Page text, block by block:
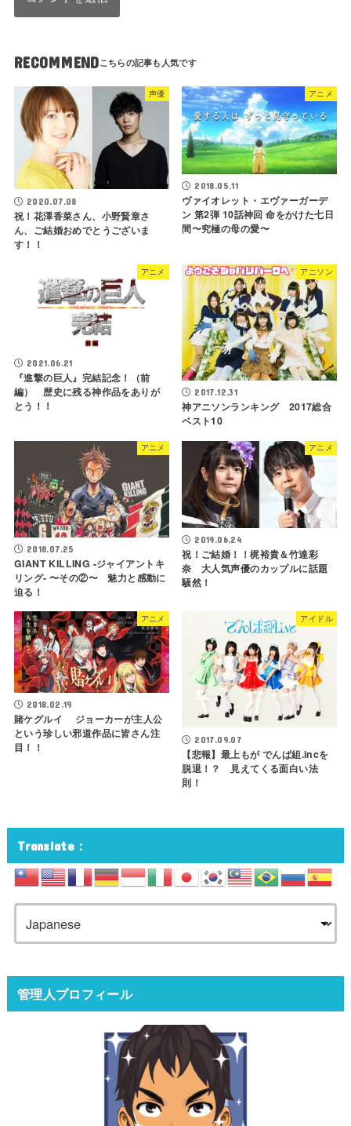
RECOMMEND
声優
2020.07.08
祝！花澤香菜さん、小野賢章さ
ん、ご結婚おめでとうございま
す！！
アニメ
2018.05.11
ヴァイオレット・エヴァーガーデ
ン 第2弾 10話神回 命をかけた七日
間〜究極の母の愛〜
アニメ
2021.06.21
『進撃の巨人』完結記念！（前
編） 歴史に残る神作品をありが
とう！！
アニソン
2017.12.31
神アニソンランキング 2017総合
ベスト10
アニメ
2018.07.25
GIANT KILLING -ジャイアントキ
リング- 〜その②〜 魅力と感動に
迫る！
アニメ
2019.06.24
祝！ご結婚！！梶裕貴＆竹達彩
奈 大人気声優のカップルに話題
騒然！
アニメ
2018.02.19
賭ケグルイ ジョーカーが主人公
という珍しい邪道作品に皆さん注
目！！
アイドル
2017.09.07
【悲報】最上もが でんぱ組.incを
脱退！？ 見えてくる面白い法
則！
Translate：
管理人プロフィール